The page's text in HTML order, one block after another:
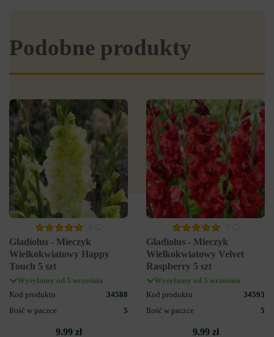
Podobne produkty
Gladiolus - Mieczyk
Wielkokwiatowy Happy
Touch 5 szt
Wysyłamy od 5 września
Kod produktu
34588
Ilość w paczce
5
9.99 zł
Gladiolus - Mieczyk
Wielkokwiatowy Velvet
Raspberry 5 szt
Wysyłamy od 5 września
Kod produktu
34593
Ilość w paczce
5
9.99 zł